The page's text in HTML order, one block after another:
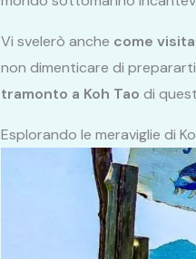
Vi svelerò anche come
non dimenticare di
tramonto a Koh Tao di
Esplorando le meraviglie di